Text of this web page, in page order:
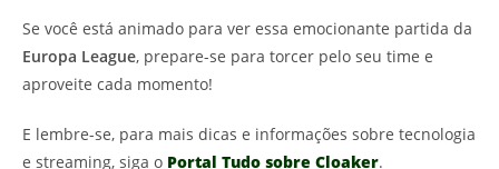
Se você está animado para ver essa emocionante partida da
Europa League, prepare-se para torcer pelo seu time e
aproveite cada momento!
E lembre-se, para mais dicas e informações sobre tecnologia
e streaming, siga o Portal Tudo sobre Cloaker.